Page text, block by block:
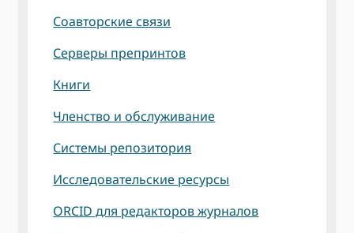
Соавторские связи
Серверы препринтов
Книги
Членство и обслуживание
Системы репозитория
Исследовательские ресурсы
ORCID для редакторов журналов